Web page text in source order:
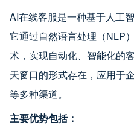
AI在线客服是一种基于人工
它通过自然语言处理（NLP
术，实现自动化、智能化的
天窗口的形式存在，应用于
等多种渠道。
主要优势包括：